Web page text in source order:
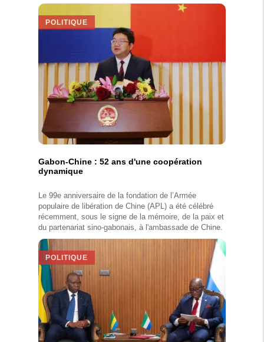
POLITIQUE
Gabon-Chine : 52 ans d'une coopération
dynamique
Le 99e anniversaire de la fondation de l’Armée
populaire de libération de Chine (APL) a été célébré
récemment, sous le signe de la mémoire, de la paix et
du partenariat sino-gabonais, à l'ambassade de Chine.
POLITIQUE